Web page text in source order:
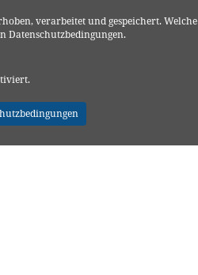
verarbeitet und gespeichert. Welche
Datenschutzbedingungen.